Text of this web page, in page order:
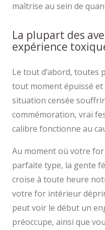
maîtrise au sein de
La plupart des
expérience
Le tout d’abord, toutes
tout moment épuissé
situation censée
commémoration, vrai
calibre fonctionne au
Au moment où votre
parfaite type, la gente
croise à toute heure
votre for intérieur
peut voir le début un
préoccupe, ainsi que